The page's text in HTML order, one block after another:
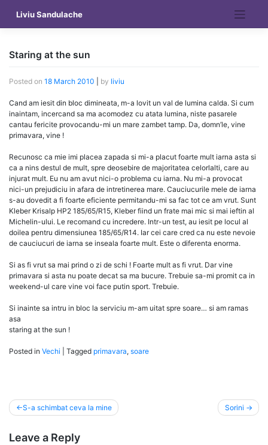
content
Liviu Sandulache
Staring at the sun
Posted on 18 March 2010 by liviu
Cand am iesit din bloc dimineata, m-a lovit un val de lumina calda. Si cum
inaintam, incercand sa ma acomodez cu atata lumina, niste pasarele
cantau fericite provocandu-mi un mare zambet tamp. Da, domn’le, vine
primavara, vine !
Recunosc ca mie imi placea zapada si mi-a placut foarte mult iarna asta si
ca a nins destul de mult, spre deosebire de majoritatea celorlalti, care au
injurat mult. Eu nu am avut nici-o problema cu iarna. Nu mi-a provocat
nici-un prejudiciu in afara de intretinerea mare. Cauciucurile mele de iarna
s-au dovedit a fi foarte eficiente permitandu-mi sa fac tot ce am vrut. Sunt
Kleber Krisalp HP2 185/65/R15, Kleber fiind un frate mai mic si mai ieftin al
Michelin-ului. Le recomand cu incredere. Intr-un test, au iesit pe locul al
doilea pentru dimensiunea 185/65/R14. Iar cei care cred ca nu este nevoie
de cauciucuri de iarna se inseala foarte mult. Este o diferenta enorma.
Si as fi vrut sa mai prind o zi de schi ! Foarte mult as fi vrut. Dar vine
primavara si asta nu poate decat sa ma bucure. Trebuie sa-mi promit ca in
weekend-ul care vine voi face putin sport. Trebuie.
Si inainte sa intru in bloc la serviciu m-am uitat spre soare… si am ramas
asa
staring at the sun !
Posted in Vechi Tagged primavara, soare
Post
S-a schimbat ceva la mine Sorini
Leave a Reply